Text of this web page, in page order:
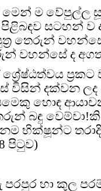
මෙන් ම වේපුල්ල
සටහන් ව
තෙරුන්
වහන්සේ ද
ප්‍රකට
විසින් දක්වන ලද
හොඳ
බඳු
භික්ෂූන්ට තරාදි
පිටුව)
හා කුල